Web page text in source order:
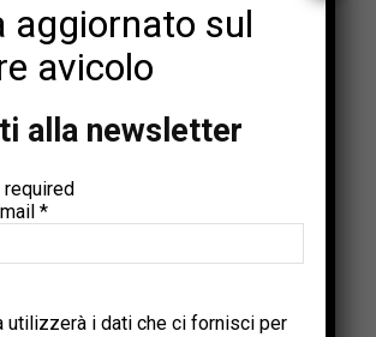
aggiornato sul
avicolo
alla newsletter
*
utilizzerà i dati che ci fornisci per